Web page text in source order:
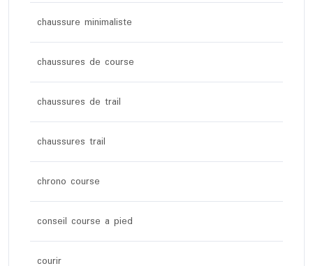
chaussure minimaliste
chaussures de course
chaussures de trail
chaussures trail
chrono course
conseil course a pied
courir